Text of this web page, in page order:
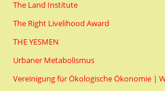
The Land Institute
The Right Livelihood Award
THE YESMEN
Urbaner Metabolismus
Vereinigung für Ökologische Ökonomie |